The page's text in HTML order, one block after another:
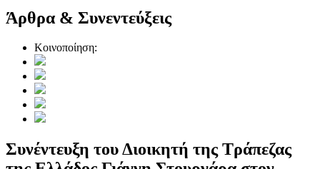
Άρθρα & Συνεντεύξεις
Κοινοποίηση:
Συνέντευξη του Διοικητή της Τράπεζας